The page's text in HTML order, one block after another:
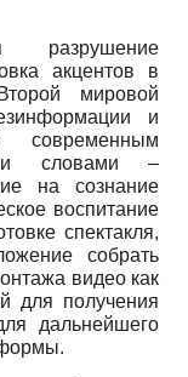
разрушение
акцентов в
мировой
и
современным
словами –
на сознание
воспитание
спектакля,
собрать
видео как
для получения
дальнейшего
формы.